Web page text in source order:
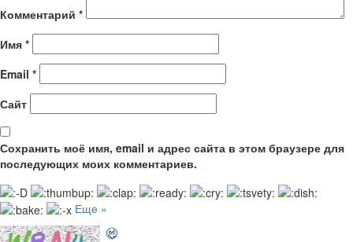
Комментарий *
Имя *
Email *
Сайт
Сохранить моё имя, email и адрес сайта в этом браузере для
последующих моих комментариев.
Еще »